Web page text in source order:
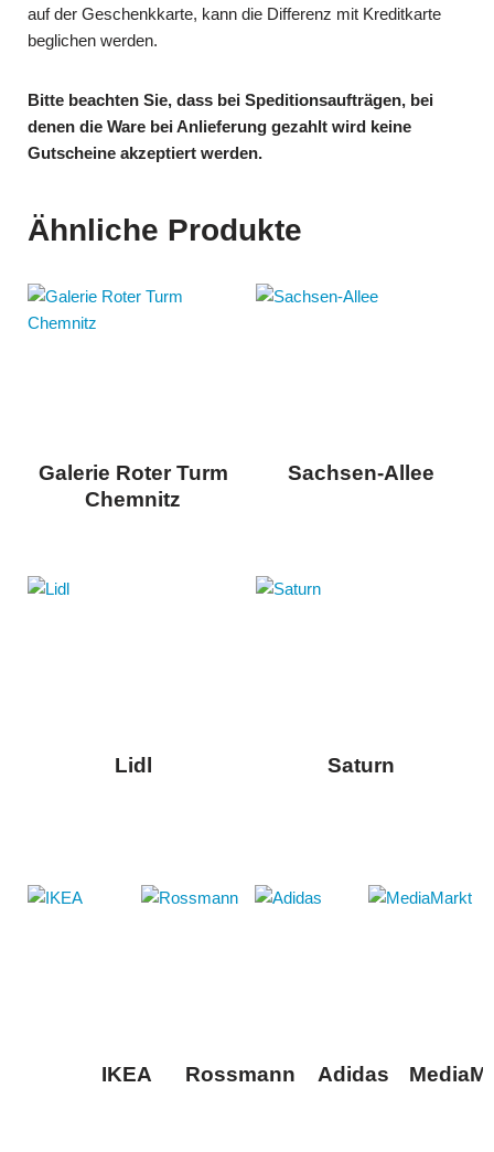
auf der Geschenkkarte, kann die Differenz mit Kreditkarte
beglichen werden.
Bitte beachten Sie, dass bei Speditionsaufträgen, bei
denen die Ware bei Anlieferung gezahlt wird keine
Gutscheine akzeptiert werden.
Ähnliche Produkte
Galerie Roter Turm
Chemnitz
Sachsen-Allee
Lidl Saturn
IKEA Rossmann Adidas